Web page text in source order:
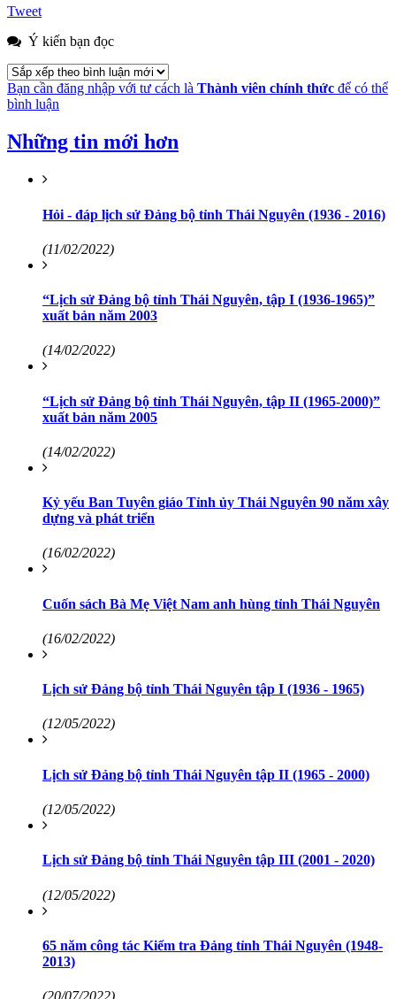
Tweet
Ý kiến bạn đọc
Bạn cần đăng nhập với tư cách là Thành viên chính thức để có thể
bình luận
Những tin mới hơn
Hỏi - đáp lịch sử Đảng bộ tỉnh Thái Nguyên (1936 - 2016)
(11/02/2022)
“Lịch sử Đảng bộ tỉnh Thái Nguyên, tập I (1936-1965)”
xuất bản năm 2003
(14/02/2022)
“Lịch sử Đảng bộ tỉnh Thái Nguyên, tập II (1965-2000)”
xuất bản năm 2005
(14/02/2022)
Kỷ yếu Ban Tuyên giáo Tỉnh ủy Thái Nguyên 90 năm xây
dựng và phát triển
(16/02/2022)
Cuốn sách Bà Mẹ Việt Nam anh hùng tỉnh Thái Nguyên
(16/02/2022)
Lịch sử Đảng bộ tỉnh Thái Nguyên tập I (1936 - 1965)
(12/05/2022)
Lịch sử Đảng bộ tỉnh Thái Nguyên tập II (1965 - 2000)
(12/05/2022)
Lịch sử Đảng bộ tỉnh Thái Nguyên tập III (2001 - 2020)
(12/05/2022)
65 năm công tác Kiểm tra Đảng tỉnh Thái Nguyên (1948-
2013)
(20/07/2022)